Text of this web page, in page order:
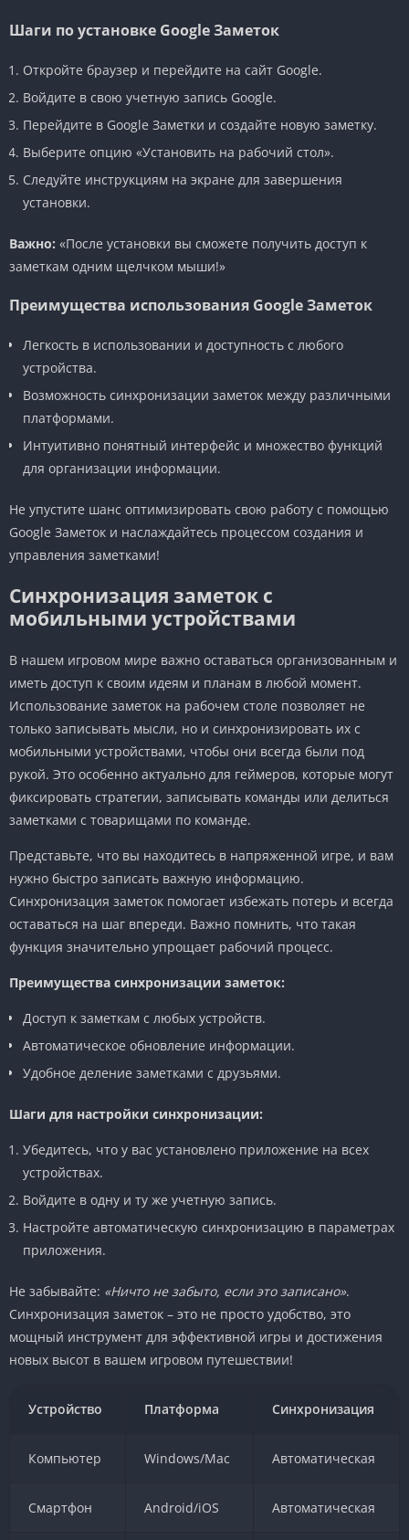
Шаги по установке Google Заметок
Откройте браузер и перейдите на сайт Google.
Войдите в свою учетную запись Google.
Перейдите в Google Заметки и создайте новую заметку.
Выберите опцию «Установить на рабочий стол».
Следуйте инструкциям на экране для завершения
установки.
Важно: «После установки вы сможете получить доступ к
заметкам одним щелчком мыши!»
Преимущества использования Google Заметок
Легкость в использовании и доступность с любого
устройства.
Возможность синхронизации заметок между различными
платформами.
Интуитивно понятный интерфейс и множество функций
для организации информации.
Не упустите шанс оптимизировать свою работу с помощью
Google Заметок и наслаждайтесь процессом создания и
управления заметками!
Синхронизация заметок с
мобильными устройствами
В нашем игровом мире важно оставаться организованным и
иметь доступ к своим идеям и планам в любой момент.
Использование заметок на рабочем столе позволяет не
только записывать мысли, но и синхронизировать их с
мобильными устройствами, чтобы они всегда были под
рукой. Это особенно актуально для геймеров, которые могут
фиксировать стратегии, записывать команды или делиться
заметками с товарищами по команде.
Представьте, что вы находитесь в напряженной игре, и вам
нужно быстро записать важную информацию.
Синхронизация заметок помогает избежать потерь и всегда
оставаться на шаг впереди. Важно помнить, что такая
функция значительно упрощает рабочий процесс.
Преимущества синхронизации заметок:
Доступ к заметкам с любых устройств.
Автоматическое обновление информации.
Удобное деление заметками с друзьями.
Шаги для настройки синхронизации:
Убедитесь, что у вас установлено приложение на всех
устройствах.
Войдите в одну и ту же учетную запись.
Настройте автоматическую синхронизацию в параметрах
приложения.
Не забывайте: «Ничто не забыто, если это записано».
Синхронизация заметок – это не просто удобство, это
мощный инструмент для эффективной игры и достижения
новых высот в вашем игровом путешествии!
Устройство Платформа Синхронизация
Компьютер Windows/Mac Автоматическая
Смартфон Android/iOS Автоматическая